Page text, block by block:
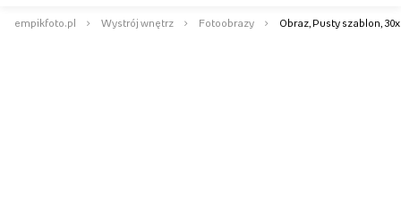
empikfoto.pl Wystrój wnętrz Fotoobrazy Obraz, Pusty szablon,